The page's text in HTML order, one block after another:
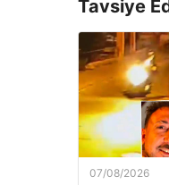
Tavsiye
07/08/2026